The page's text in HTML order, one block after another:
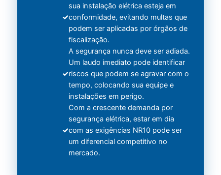
sua instalação elétrica esteja em
conformidade, evitando multas que
podem ser aplicadas por órgãos de
fiscalização.
A segurança nunca deve ser adiada.
Um laudo imediato pode identificar
riscos que podem se agravar com o
tempo, colocando sua equipe e
instalações em perigo.
Com a crescente demanda por
segurança elétrica, estar em dia
com as exigências NR10 pode ser
um diferencial competitivo no
mercado.